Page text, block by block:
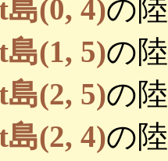
島(0, 4)の
島(1, 5)の
島(2, 5)の
島(2, 4)の